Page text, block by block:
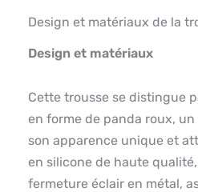
Design et matériaux de la
Design et matériaux
Cette trousse se distingue
en forme de panda roux,
son apparence unique et
en silicone de haute
fermeture éclair en métal,